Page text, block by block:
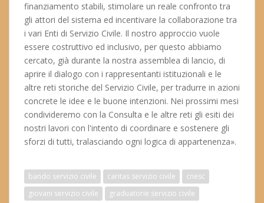
finanziamento stabili, stimolare un reale confronto tra
gli attori del sistema ed incentivare la collaborazione tra
i vari Enti di Servizio Civile. Il nostro approccio vuole
essere costruttivo ed inclusivo, per questo abbiamo
cercato, già durante la nostra assemblea di lancio, di
aprire il dialogo con i rappresentanti istituzionali e le
altre reti storiche del Servizio Civile, per tradurre in azioni
concrete le idee e le buone intenzioni. Nei prossimi mesi
condivideremo con la Consulta e le altre reti gli esiti dei
nostri lavori con l'intento di coordinare e sostenere gli
sforzi di tutti, tralasciando ogni logica di appartenenza».
bando servizio civile caritas servizio civile
cnesc
giovani servizio civile
graduatorie servizio civile